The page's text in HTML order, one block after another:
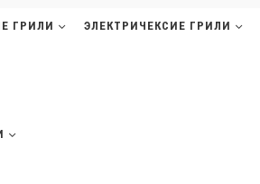
ГРИЛИ ЭЛЕКТРИЧЕКСИЕ ГРИЛИ